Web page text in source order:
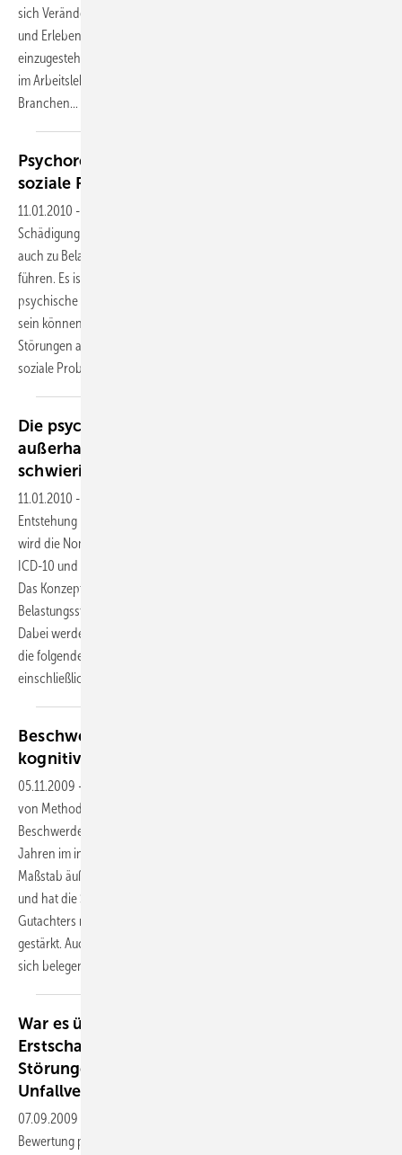
sich Veränderungen in Wahrnehmung
und Erleben oder gar eine Erkrankung
einzugestehen. Dabei haben Gewaltereignisse
im Arbeitsleben in vielen
Branchen...
Psychoreaktive Störungen auf unfallbedingte
soziale Probleme
11.01.2010 -
Schädigung der körperlichen Integrität
auch zu Belastungen im sozialen Umfeld
führen. Es ist unbestritten, dass
psychische Störungen Unfallfolgen
sein können. Ob dies auch für psychoreaktive
Störungen auf unfallbedingte
soziale Probleme gilt, ist im
Die psychoreaktiven Störungen — auch
außerhalb der Begutachtung ein häufig
schwieriges
11.01.2010 -
Entstehung psychoreaktiver Störungen
wird die Nomenklatur entsprechend
ICD-10 und DSM-IV-TR dargestellt.
Das Konzept der posttraumatischen
Belastungsstörung wird kritisch erläutert.
Dabei werden im einzelnen
die folgenden Aspekte diskutiert: Diagnose
einschließlich...
Beschwerdenvalidierung bei der Begutachtung
kognitiver
05.11.2009 -
von Methoden zur Diagnostik der
Beschwerdenvalidität ist in den vergangenen
Jahren im internationalen
Maßstab äußerst erfolgreich gewesen
und hat die Stellung des neuropsychologischen
Gutachters nachdrücklich
gestärkt. Auch für Deutschland lässt
sich belegen,
War es überhaupt ein Unfall?
Erstschadensbeurteilung bei psychogenen
Störungen in der gesetzlichen
Unfallversicherung
07.09.2009
Bewertung psychogener Unfallfolgen